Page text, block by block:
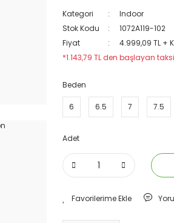
Kategori
Indoor
Stok Kodu
1072A119-102
Fiyat
4.999,09 TL +
*1.143,79 TL den başlayan
Beden
6 6.5 7 7.5
Adet